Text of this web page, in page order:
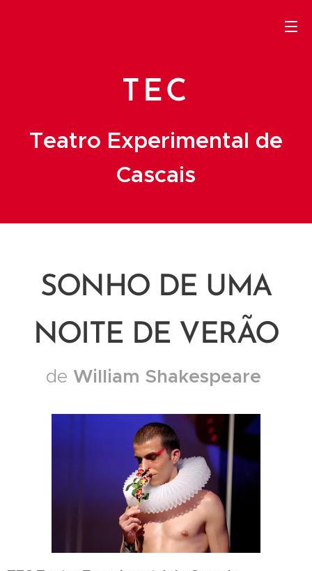
TEC
Teatro Experimental de
Cascais
SONHO DE UMA
NOITE DE VERÃO
de William Shakespeare